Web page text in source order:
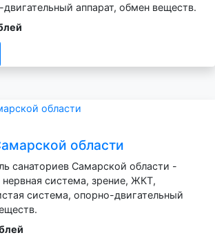
аппарат, обмен веществ.
области
санаториев Самарской области -
система, зрение, ЖКТ,
система, опорно-двигательный